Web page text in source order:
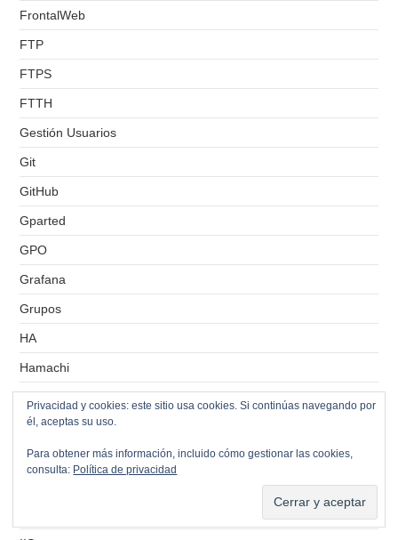
FrontalWeb
FTP
FTPS
FTTH
Gestión Usuarios
Git
GitHub
Gparted
GPO
Grafana
Grupos
HA
Hamachi
Hardware Virtual
Hiperconvergencia
homepage
Privacidad y cookies: este sitio usa cookies. Si continúas navegando por
él, aceptas su uso.
Para obtener más información, incluido cómo gestionar las cookies,
consulta: Política de privacidad